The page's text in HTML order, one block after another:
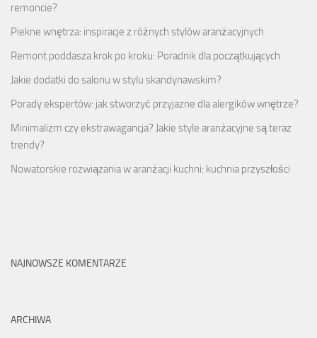
remoncie?
Piekne wnętrza: inspiracje z różnych stylów aranżacyjnych
Remont poddasza krok po kroku: Poradnik dla początkujących
Jakie dodatki do salonu w stylu skandynawskim?
Porady ekspertów: jak stworzyć przyjazne dla alergików wnętrze?
Minimalizm czy ekstrawagancja? Jakie style aranżacyjne są teraz
trendy?
Nowatorskie rozwiązania w aranżacji kuchni: kuchnia przyszłości
NAJNOWSZE KOMENTARZE
ARCHIWA